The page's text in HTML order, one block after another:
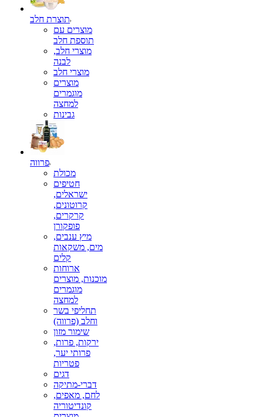
תוצרת חלב
מוצרים עם
תוספת חלב
מוצרי חלב,
לבנה
מוצרי חלב
מוצרים
מוגמרים
למחצה
גבינות
פרווה
מכולת
חטיפים
ישראלים,
קרוטונים,
קרקרים,
פופקורן
מיץ ענבים,
מים, משקאות
קלים
ארוחות
מוכנות, מוצרים
מוגמרים
למחצה
תחליפי בשר
וחלב (פרווה)
שימור מזון
ירקות, פרות,
פרותי יער,
פטריות
דגים
דברי-מתיקה
לחם, מאפים,
קונדיטוריה